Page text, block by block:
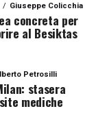
Giuseppe Colicchia
concreta per
al Besiktas
Petrosilli
stasera
mediche